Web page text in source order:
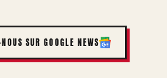
SUR GOOGLE NEWS